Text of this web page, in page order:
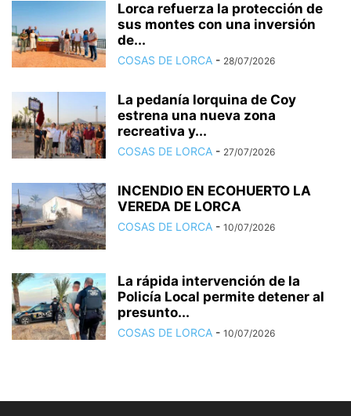
Lorca refuerza la protección de
sus montes con una inversión
de...
COSAS DE LORCA - 28/07/2026
La pedanía lorquina de Coy
estrena una nueva zona
recreativa y...
COSAS DE LORCA - 27/07/2026
INCENDIO EN ECOHUERTO LA
VEREDA DE LORCA
COSAS DE LORCA - 10/07/2026
La rápida intervención de la
Policía Local permite detener al
presunto...
COSAS DE LORCA - 10/07/2026